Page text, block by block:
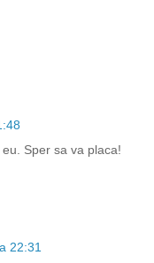
Sper sa va placa!
22:31